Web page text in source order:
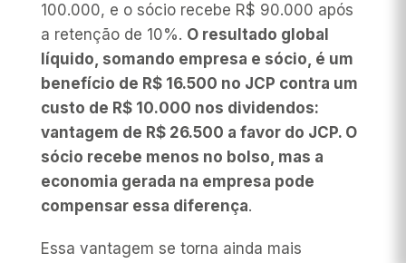
100.000, e o sócio recebe R$ 90.000 após
a retenção de 10%. O resultado global
líquido, somando empresa e sócio, é um
benefício de R$ 16.500 no JCP contra um
custo de R$ 10.000 nos dividendos:
vantagem de R$ 26.500 a favor do JCP. O
sócio recebe menos no bolso, mas a
economia gerada na empresa pode
compensar essa diferença.
Essa vantagem se torna ainda mais